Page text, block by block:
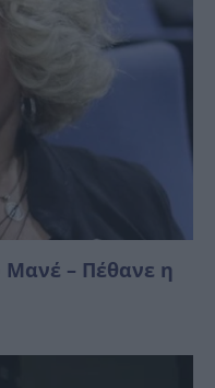
Μανέ – Πέθανε η